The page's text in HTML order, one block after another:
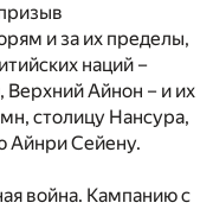
и за их пределы,
наций –
Верхний Айнон – и их
столицу Нансура,
Айнри Сейену.
война. Кампанию с